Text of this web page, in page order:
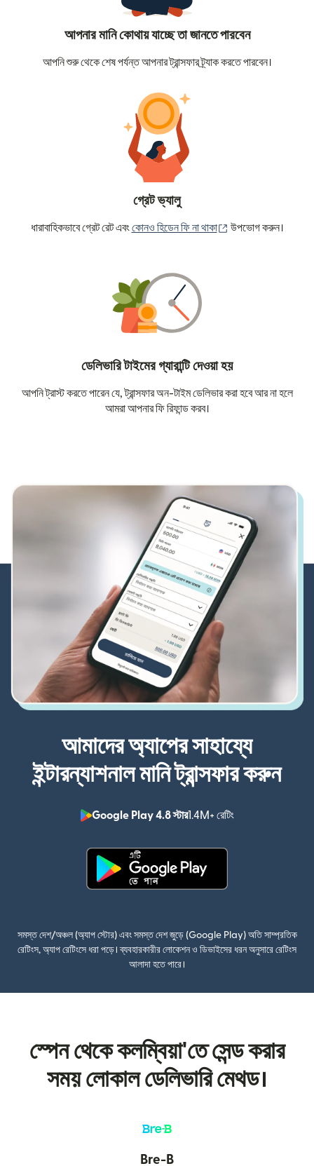
আপনার মানি কোথায় যাচ্ছে তা জানতে পারবেন
আপনি শুরু থেকে শেষ পর্যন্ত আপনার ট্রান্সফার ট্র্যাক করতে পারবেন।
গ্রেট ভ্যালু
ধারাবাহিকভাবে গ্রেট রেট এবংকোনও হিডেন ফি না থাকা (নতুন উইন্ডোতে খুলবে)
উপভোগ করুন।
ডেলিভারি টাইমের গ্যারান্টি দেওয়া হয়
আপনি ট্রাস্ট করতে পারেন যে, ট্রান্সফার অন-টাইম ডেলিভার করা হবে আর না হলে
আমরা আপনার ফি রিফান্ড করব।
আমাদের অ্যাপের সাহায্যে
ইন্টারন্যাশনাল মানি ট্রান্সফার করুন
Google Play 4.8 স্টার1.4M+ রেটিং
সমস্ত দেশ/অঞ্চল (অ্যাপ স্টোর) এবং সমস্ত দেশ জুড়ে (Google Play) অতি সাম্প্রতিক
রেটিংস, অ্যাপ রেটিংসে ধরা পড়ে। ব্যবহারকারীর লোকেশন ও ডিভাইসের ধরন অনুসারে রেটিংস
আলাদা হতে পারে।
স্পেন থেকে কলম্বিয়া'তে সেন্ড করার
সময় লোকাল ডেলিভারি মেথড।
Bre-B